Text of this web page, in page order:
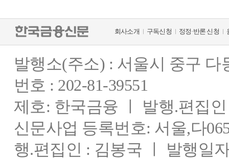
회사소개 구독신청 정정·반론 신청
발행소(주소) : 서울시 중구
번호 : 202-81-39551
제호: 한국금융 ㅣ 발행.편집
신문사업 등록번호: 서울,다
행.편집인 : 김봉국 ㅣ 발행일